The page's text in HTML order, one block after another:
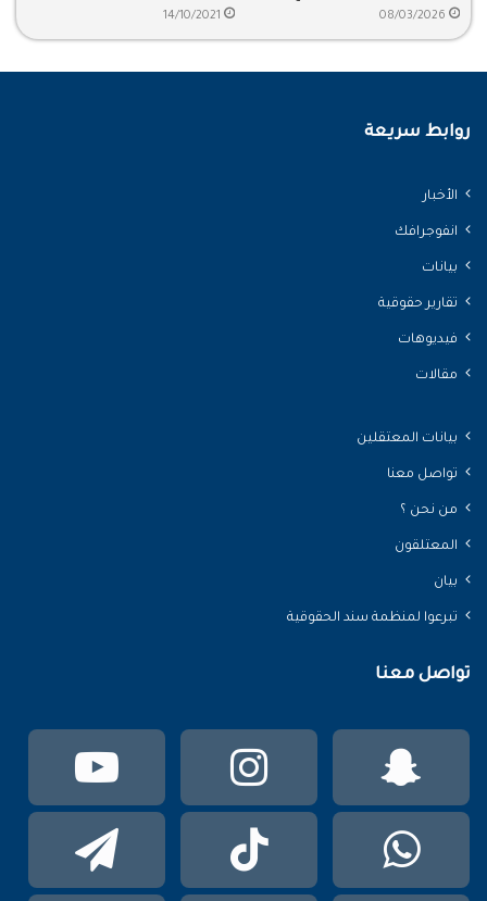
محكوميته ولا يزال معتقلاً
08/03/2026
السلطة السعودية
14/10/2021
روابط سريعة
الأخبار
انفوجرافك
بيانات
تقارير حقوقية
فيديوهات
مقالات
بيانات المعتقلين
تواصل معنا
من نحن ؟
المعتلقون
بيان
تبرعوا لمنظمة سند الحقوقية
تواصل معنا
انستقرام
سناب
TikTok واتساب